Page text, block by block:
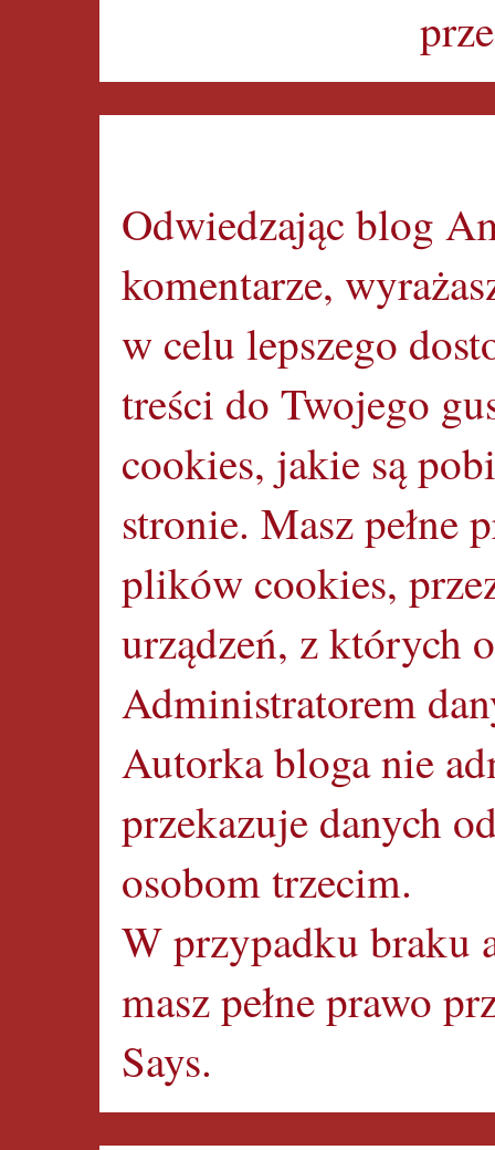
Odwiedzając blog
komentarze,
w celu lepszego
treści do Twojego
cookies, jakie są
stronie. Masz pełne
plików cookies,
urządzeń, z których
Administratorem
Autorka bloga nie
przekazuje danych
osobom trzecim.
W przypadku braku
masz pełne prawo
Says.